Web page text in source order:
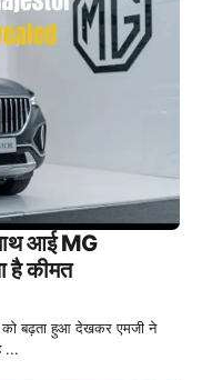
आई MG
है कीमत
को बढ़ता हुआ देखकर एमजी ने
...